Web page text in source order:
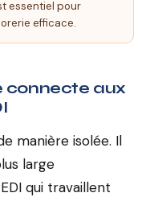
essentiel pour
efficace.
connecte aux
manière isolée. Il
large
qui travaillent